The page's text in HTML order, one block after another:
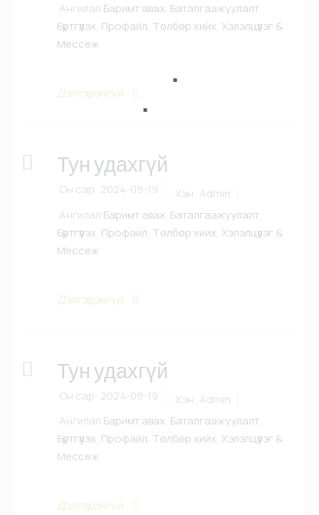
Ангилал Баримт авах, Баталгаажуулалт,
Бүртгүүлэх, Профайл, Төлбөр хийх, Хэлэлцүүлэг &
Мессеж
Дэлгэрэнгүй
Тун удахгүй
Он сар: 2024-09-19 Хэн: Admin
Ангилал Баримт авах, Баталгаажуулалт,
Бүртгүүлэх, Профайл, Төлбөр хийх, Хэлэлцүүлэг &
Мессеж
Дэлгэрэнгүй
Тун удахгүй
Он сар: 2024-09-19 Хэн: Admin
Ангилал Баримт авах, Баталгаажуулалт,
Бүртгүүлэх, Профайл, Төлбөр хийх, Хэлэлцүүлэг &
Мессеж
Дэлгэрэнгүй